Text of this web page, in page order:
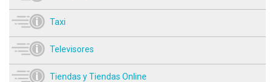
Taxi
Televisores
Tiendas y Tiendas Online